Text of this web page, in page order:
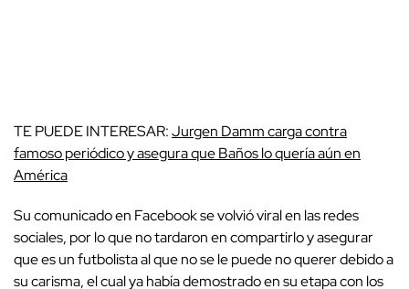
TE PUEDE INTERESAR:Jurgen Damm carga contra
famoso periódico y asegura que Baños lo quería aún en
América
Su comunicado en Facebook se volvió viral en las redes
sociales, por lo que no tardaron en compartirlo y asegurar
que es un futbolista al que no se le puede no querer debido a
su carisma, el cual ya había demostrado en su etapa con los